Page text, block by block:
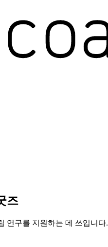
즈
연구를 지원하는 데 쓰입니다.